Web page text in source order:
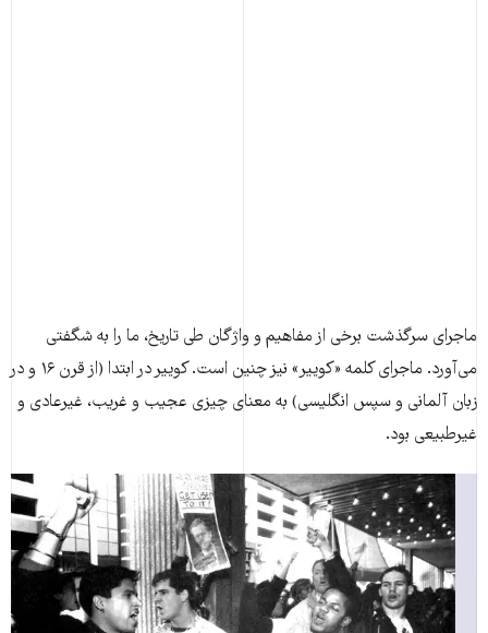
ماجرای سرگذشت برخی از مفاهیم و واژگان طی تاریخ، ما را به شگفتی
می‌آورد. ماجرای کلمه «کوییر» نیز چنین است. کوییر در ابتدا (از قرن ۱۶ و در
زبان آلمانی و سپس انگلیسی) به معنای چیزی عجیب و غریب، غیرعادی و
غیرطبیعی بود.